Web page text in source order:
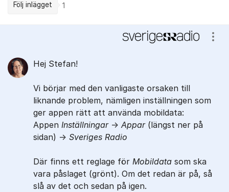
Följ inlägget 1
Hej Stefan!
Vi börjar med den vanligaste orsaken till
liknande problem, nämligen inställningen som
ger appen rätt att använda mobildata:
Appen Inställningar-> Appar(längst ner på
sidan) -> Sveriges Radio
Där finns ett reglage för Mobildata som ska
vara påslaget (grönt). Om det redan är på, så
slå av det och sedan på igen.